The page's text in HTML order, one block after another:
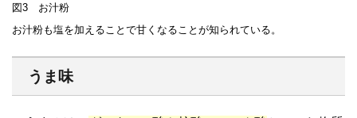
図3 お汁粉
お汁粉も塩を加えることで甘くなることが知られている。
うま味